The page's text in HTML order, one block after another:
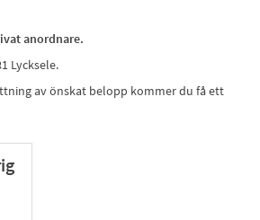
anordnare.
Lycksele.
av önskat belopp kommer du få ett